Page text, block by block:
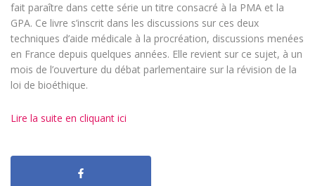
fait paraître dans cette série un titre consacré à la PMA et la
GPA. Ce livre s’inscrit dans les discussions sur ces deux
techniques d’aide médicale à la procréation, discussions menées
en France depuis quelques années. Elle revient sur ce sujet, à un
mois de l’ouverture du débat parlementaire sur la révision de la
loi de bioéthique.
Lire la suite en cliquant ici